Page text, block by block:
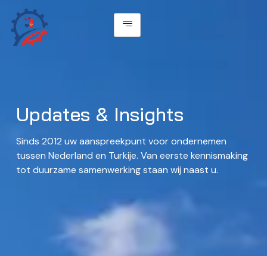
Updates & Insights
Sinds 2012 uw aanspreekpunt voor ondernemen
tussen Nederland en Turkije. Van eerste kennismaking
tot duurzame samenwerking staan wij naast u.